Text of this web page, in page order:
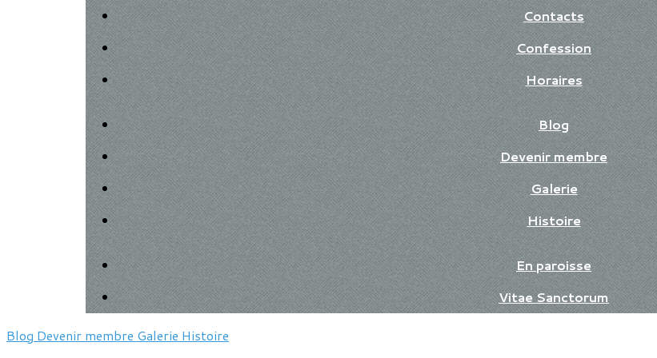
Contacts
Confession
Horaires
Blog
Devenir membre
Galerie
Histoire
En paroisse
Vitae Sanctorum
Blog Devenir membre Galerie Histoire